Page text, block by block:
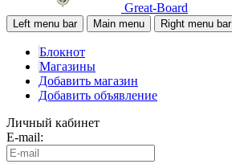
Great-Board
Left menu bar Main menu Right menu bar
Блокнот
Магазины
Добавить магазин
Добавить объявление
Личный кабинет
E-mail: